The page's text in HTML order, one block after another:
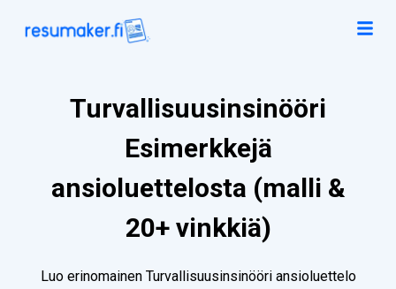
Turvallisuusinsinööri
Esimerkkejä
ansioluettelosta (malli &
20+ vinkkiä)
Luo erinomainen Turvallisuusinsinööri ansioluettelo